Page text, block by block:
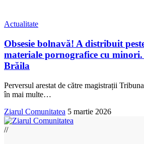
Actualitate
Obsesie bolnavă! A distribuit
materiale pornografice cu
Brăila
Perversul arestat de către magistrații
în mai multe…
Ziarul Comunitatea 5 martie 2026
//